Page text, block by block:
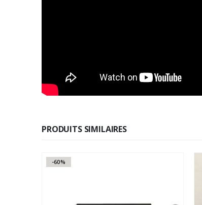
PRODUITS SIMILAIRES
-60%